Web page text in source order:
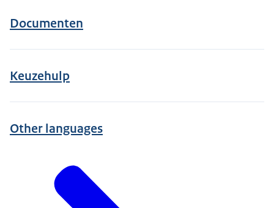
Documenten
Keuzehulp
Other languages